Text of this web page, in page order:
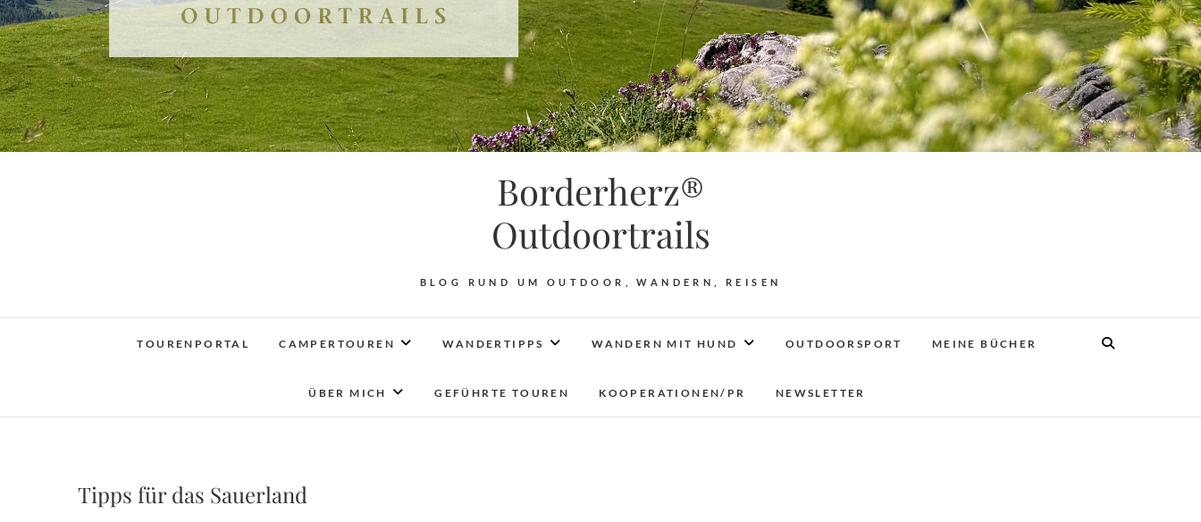
Borderherz®
Outdoortrails
BLOG RUND UM OUTDOOR, WANDERN, REISEN
TOURENPORTAL CAMPERTOUREN WANDERTIPPS WANDERN MIT HUND OUTDOORSPORT MEINE BÜCHER
ÜBER MICH GEFÜHRTE TOUREN KOOPERATIONEN/PR NEWSLETTER
Tipps für das Sauerland